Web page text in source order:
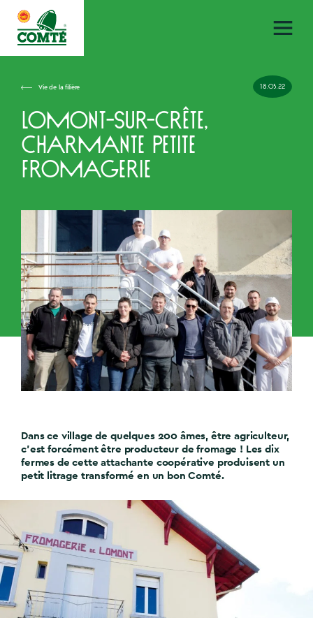
Vie de la filière 18.05.22
Lomont-sur-Crête,
charmante petite
fromagerie
Dans ce village de quelques 200 âmes, être agriculteur,
c’est forcément être producteur de fromage ! Les dix
fermes de cette attachante coopérative produisent un
petit litrage transformé en un bon Comté.